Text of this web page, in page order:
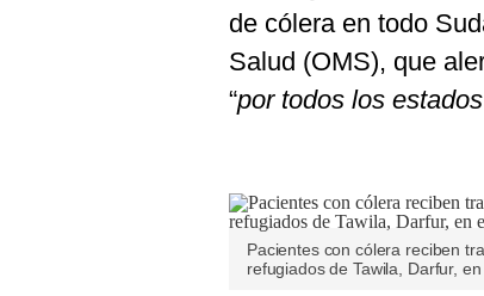
de cólera en todo
Salud (OMS), que
“por todos los
Pacientes con cólera reciben
refugiados de Tawila, Darfur,